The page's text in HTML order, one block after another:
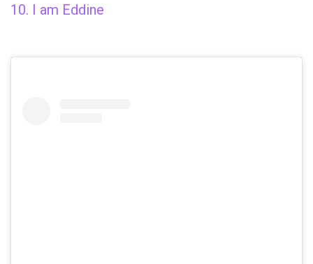
10. I am Eddine